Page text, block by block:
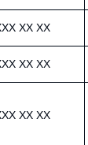
ХХ ХХ
ХХ ХХ
ХХ ХХ